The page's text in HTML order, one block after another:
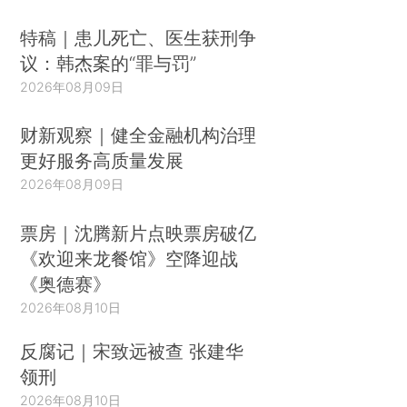
特稿｜患儿死亡、医生获刑争
议：韩杰案的“罪与罚”
2026年08月09日
财新观察｜健全金融机构治理
更好服务高质量发展
2026年08月09日
票房｜沈腾新片点映票房破亿
《欢迎来龙餐馆》空降迎战
《奥德赛》
2026年08月10日
反腐记｜宋致远被查 张建华
领刑
2026年08月10日